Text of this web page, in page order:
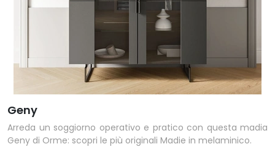
Geny
Arreda un soggiorno operativo e pratico con questa madia
Geny di Orme: scopri le più originali Madie in melaminico.